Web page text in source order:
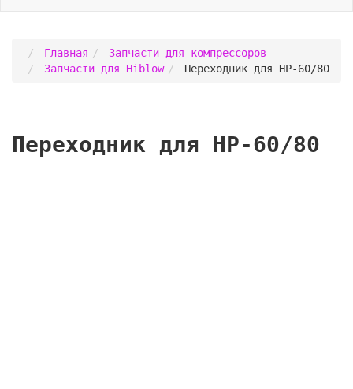
Главная
Запчасти для компрессоров
Запчасти для Hiblow
Переходник для HP-60/80
Переходник для HP-60/80